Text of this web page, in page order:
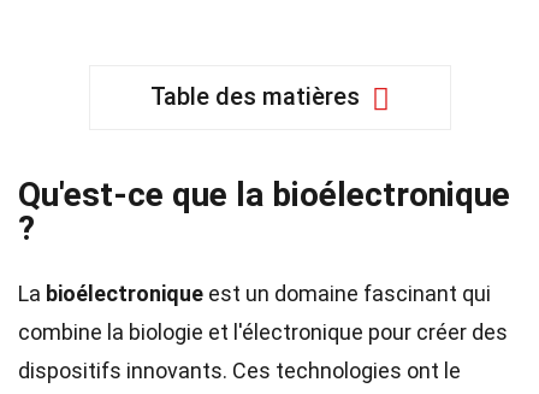
Table des matières
Qu'est-ce que la bioélectronique
?
La bioélectronique est un domaine fascinant qui
combine la biologie et l'électronique pour créer des
dispositifs innovants. Ces technologies ont le